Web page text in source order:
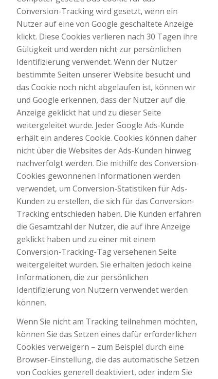
Conversion-Tracking wird gesetzt, wenn ein
Nutzer auf eine von Google geschaltete Anzeige
klickt. Diese Cookies verlieren nach 30 Tagen ihre
Gültigkeit und werden nicht zur persönlichen
Identifizierung verwendet. Wenn der Nutzer
bestimmte Seiten unserer Website besucht und
das Cookie noch nicht abgelaufen ist, können wir
und Google erkennen, dass der Nutzer auf die
Anzeige geklickt hat und zu dieser Seite
weitergeleitet wurde. Jeder Google Ads-Kunde
erhält ein anderes Cookie. Cookies können daher
nicht über die Websites der Ads-Kunden hinweg
nachverfolgt werden. Die mithilfe des Conversion-
Cookies gewonnenen Informationen werden
verwendet, um Conversion-Statistiken für Ads-
Kunden zu erstellen, die sich für das Conversion-
Tracking entschieden haben. Die Kunden erfahren
die Gesamtzahl der Nutzer, die auf ihre Anzeige
geklickt haben und zu einer mit einem
Conversion-Tracking-Tag versehenen Seite
weitergeleitet wurden. Sie erhalten jedoch keine
Informationen, die zur persönlichen
Identifizierung von Nutzern verwendet werden
können.
Wenn Sie nicht am Tracking teilnehmen möchten,
können Sie das Setzen eines dafür erforderlichen
Cookies verweigern – zum Beispiel durch eine
Browser-Einstellung, die das automatische Setzen
von Cookies generell deaktiviert, oder indem Sie